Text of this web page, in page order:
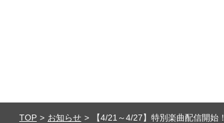
TOP お知らせ 【4/21～4/27】特別楽曲配信開始！